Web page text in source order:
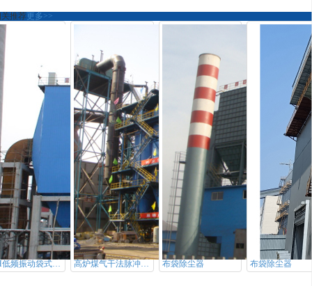
推荐更多>>
LZH低频振动袋式除尘器 高炉煤气干法脉冲袋式除尘器 布袋除尘器 布袋除尘器